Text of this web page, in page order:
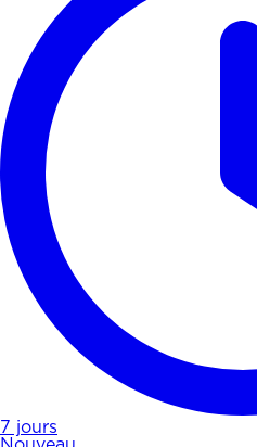
7 jours